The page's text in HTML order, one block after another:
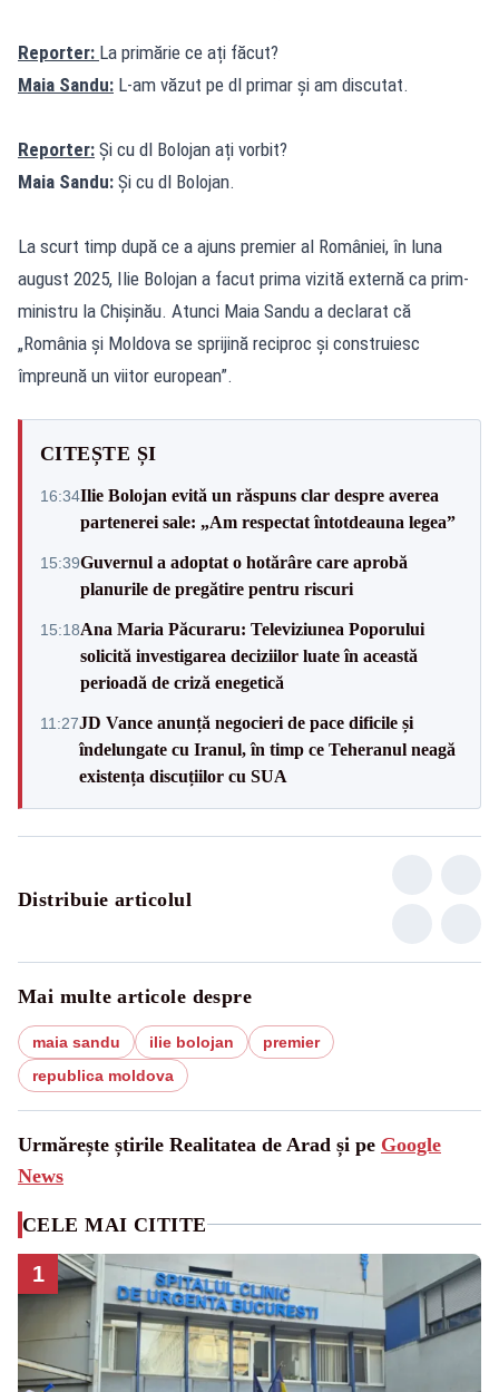
Reporter: La primărie ce ați făcut?
Maia Sandu: L-am văzut pe dl primar și am discutat.
Reporter: Și cu dl Bolojan ați vorbit?
Maia Sandu: Și cu dl Bolojan.
La scurt timp după ce a ajuns premier al României, în luna
august 2025, Ilie Bolojan a facut prima vizită externă ca prim-
ministru la Chișinău. Atunci Maia Sandu a declarat că
„România și Moldova se sprijină reciproc și construiesc
împreună un viitor european”.
CITEȘTE ȘI
16:34Ilie Bolojan evită un răspuns clar despre averea
partenerei sale: „Am respectat întotdeauna legea”
15:39Guvernul a adoptat o hotărâre care aprobă
planurile de pregătire pentru riscuri
15:18Ana Maria Păcuraru: Televiziunea Poporului
solicită investigarea deciziilor luate în această
perioadă de criză enegetică
11:27JD Vance anunță negocieri de pace dificile și
îndelungate cu Iranul, în timp ce Teheranul neagă
existența discuțiilor cu SUA
Distribuie articolul
Mai multe articole despre
maia sandu ilie bolojan
premier
republica moldova
Urmărește știrile Realitatea de Arad și pe Google
News
CELE MAI CITITE
1